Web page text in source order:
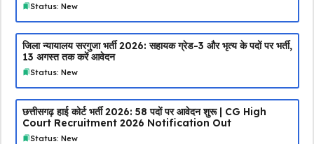
Status: New
जिला न्यायालय सरगुजा भर्ती 2026: सहायक ग्रेड-3 और भृत्य के पदों पर भर्ती,
13 अगस्त तक करें आवेदन
Status: New
छत्तीसगढ़ हाई कोर्ट भर्ती 2026: 58 पदों पर आवेदन शुरू | CG High
Court Recruitment 2026 Notification Out
Status: New